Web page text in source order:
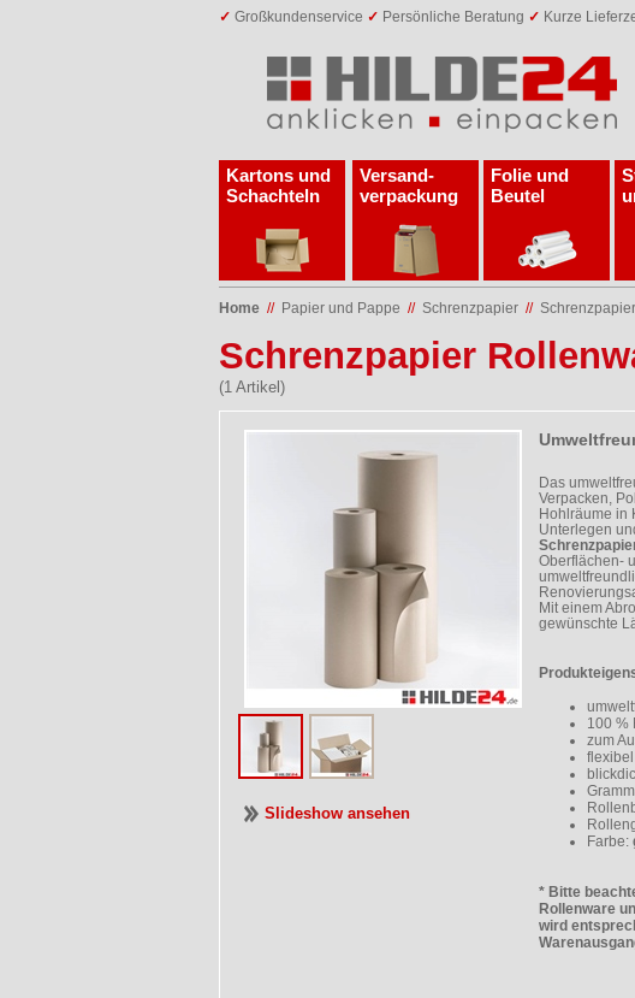
✓ Großkundenservice ✓ Persönliche Beratung ✓ Kurze
Kartons und
Schachteln
Versand­
verpackung
Folie und
Beutel
Home // Papier und Pappe // Schrenzpapier //
Schrenzpapier
(1 Artikel)
Slideshow ansehen
Das
Verpacken,
Hohlräume in
Unterlegen
Oberflächen-
Mit einem
gewünschte
100 %
zum
Farbe:
* Bitte
Rollenware
wird